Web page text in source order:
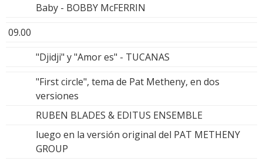
Baby - BOBBY McFERRIN
09.00
"Djidji" y "Amor es" - TUCANAS
"First circle", tema de Pat Metheny, en dos
versiones
RUBEN BLADES & EDITUS ENSEMBLE
luego en la versión original del PAT METHENY
GROUP